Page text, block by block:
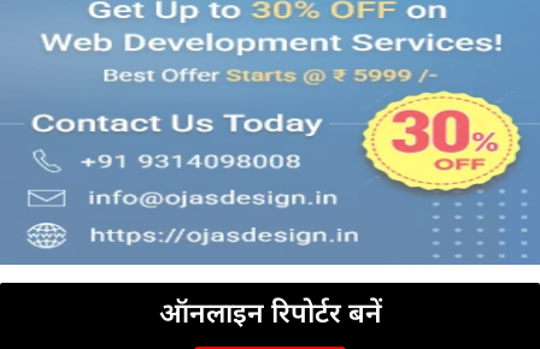
ऑनलाइन रिपोर्टर बनें